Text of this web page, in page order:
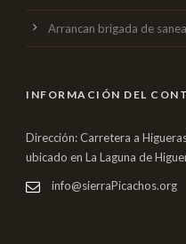
Arrancan brigada de
INFORMACIÓN DEL
Dirección: Carretera a
ubicado en La Laguna de
info@sierraPicachos.org